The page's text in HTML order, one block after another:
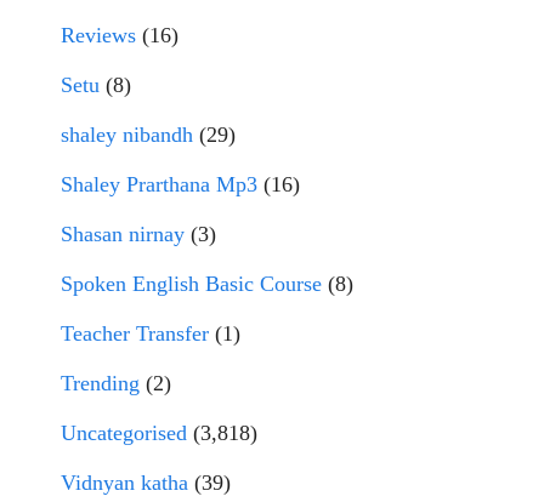
Reviews (16)
Setu (8)
shaley nibandh (29)
Shaley Prarthana Mp3 (16)
Shasan nirnay (3)
Spoken English Basic Course (8)
Teacher Transfer (1)
Trending (2)
Uncategorised (3,818)
Vidnyan katha (39)